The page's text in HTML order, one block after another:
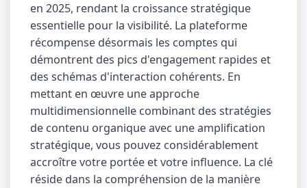
en 2025, rendant la croissance stratégique
essentielle pour la visibilité. La plateforme
récompense désormais les comptes qui
démontrent des pics d'engagement rapides et
des schémas d'interaction cohérents. En
mettant en œuvre une approche
multidimensionnelle combinant des stratégies
de contenu organique avec une amplification
stratégique, vous pouvez considérablement
accroître votre portée et votre influence. La clé
réside dans la compréhension de la manière